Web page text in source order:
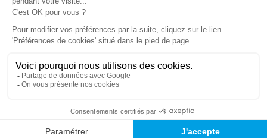
03.85.32.96.74
© 2026 -KPX PARTS- SITE CRÉÉ PARLET'S CLIC
TROUVEZ LA BONNE PIÈCE RAPIDEMENT
03.85.32.96.74